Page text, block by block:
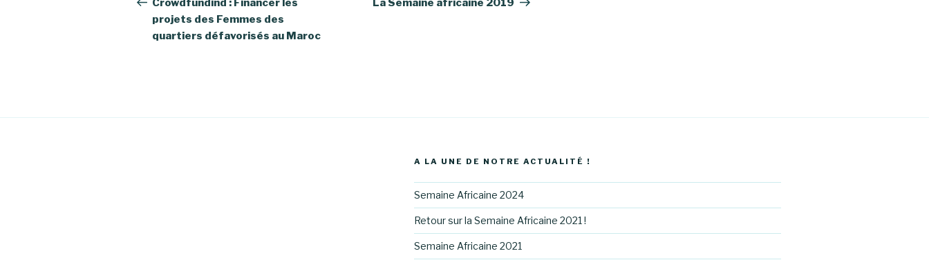
l’article
Crowdfundind : Financer les
projets des Femmes des
quartiers défavorisés au Maroc
La Semaine africaine 2019
A LA UNE DE NOTRE ACTUALITÉ !
Semaine Africaine 2024
Retour sur la Semaine Africaine 2021 !
Semaine Africaine 2021